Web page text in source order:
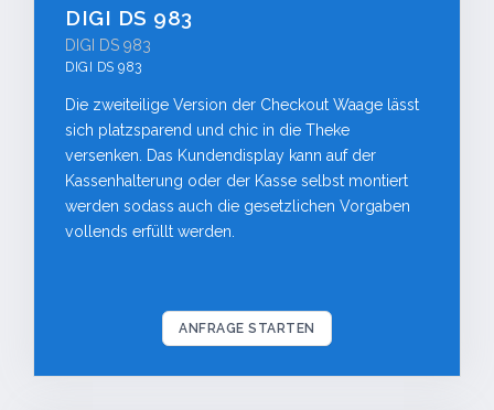
DIGI DS 983
DIGI DS 983
DIGI DS 983
Die zweiteilige Version der Checkout Waage lässt
sich platzsparend und chic in die Theke
versenken. Das Kundendisplay kann auf der
Kassenhalterung oder der Kasse selbst montiert
werden sodass auch die gesetzlichen Vorgaben
vollends erfüllt werden.
ANFRAGE STARTEN